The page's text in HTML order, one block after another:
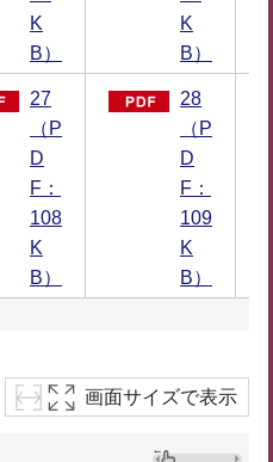
K
B）
K
B）
27
（P
D
F：
108
K
B）
28
（P
D
F：
109
K
B）
画面サイズで表示